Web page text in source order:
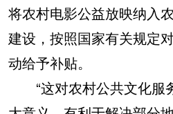
将农村电影公益放映纳入
建设，按照国家有关规定
动给予补贴。
“这对农村公共文化服